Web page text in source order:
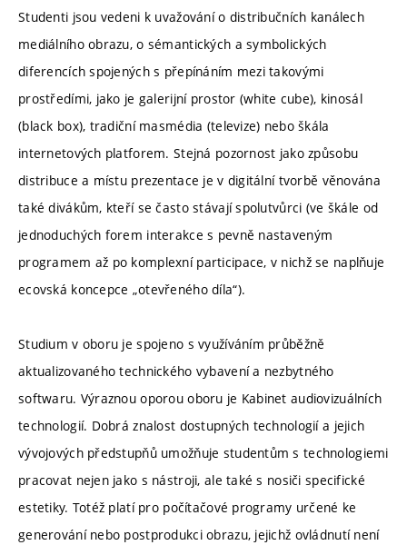
Studenti jsou vedeni k uvažování o distribučních kanálech
mediálního obrazu, o sémantických a symbolických
diferencích spojených s přepínáním mezi takovými
prostředími, jako je galerijní prostor (white cube), kinosál
(black box), tradiční masmédia (televize) nebo škála
internetových platforem. Stejná pozornost jako způsobu
distribuce a místu prezentace je v digitální tvorbě věnována
také divákům, kteří se často stávají spolutvůrci (ve škále od
jednoduchých forem interakce s pevně nastaveným
programem až po komplexní participace, v nichž se naplňuje
ecovská koncepce „otevřeného díla“).
Studium v oboru je spojeno s využíváním průběžně
aktualizovaného technického vybavení a nezbytného
softwaru. Výraznou oporou oboru je Kabinet audiovizuálních
technologií. Dobrá znalost dostupných technologií a jejich
vývojových předstupňů umožňuje studentům s technologiemi
pracovat nejen jako s nástroji, ale také s nosiči specifické
estetiky. Totéž platí pro počítačové programy určené ke
generování nebo postprodukci obrazu, jejichž ovládnutí není